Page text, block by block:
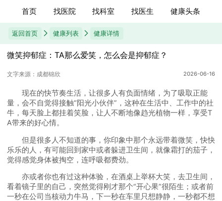
首页 找医院 找科室 找医生 健康头条
返回首页 健康列表 健康详情
微笑抑郁症：TA那么爱笑，怎么会是抑郁症？
文字来源：成都锦欣 2026-06-16
现在的快节奏生活，让很多人有负面情绪，为了吸取正能
量，会不自觉得接触“阳光小伙伴”，这种在生活中、工作中的社
牛，每天脸上都挂着笑脸，让人不断地像趋光植物一样，享受T
A带来的好心情。
但是很多人不知道的事，你印象中那个永远带着微笑，快快
乐乐的人，有可能回到家中或者躲进卫生间，就像霜打的茄子，
觉得感觉身体被掏空，连呼吸都费劲。
亦或者你也有过这种体验，在酒桌上举杯大笑，去卫生间，
看着镜子里的自己，突然觉得刚才那个“开心果”很陌生；或者前
一秒在公司当核动力牛马，下一秒在车里只想静静，一秒都不想